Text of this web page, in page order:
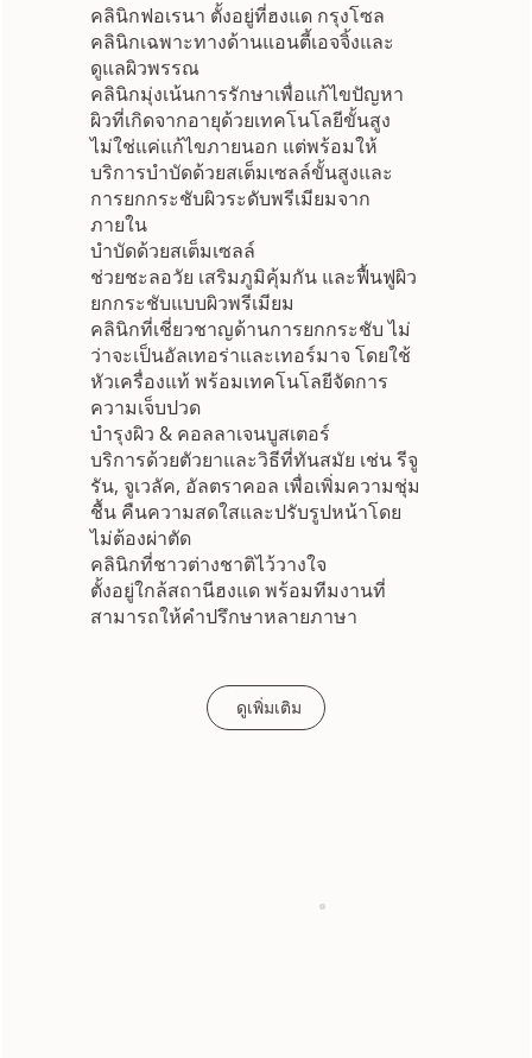
คลินิกฟอเรนา ตั้งอยู่ที่ฮงแด กรุงโซล
คลินิกเฉพาะทางด้านแอนตี้เอจจิ้งและ
ดูแลผิวพรรณ
คลินิกมุ่งเน้นการรักษาเพื่อแก้ไขปัญหา
ผิวที่เกิดจากอายุด้วยเทคโนโลยีขั้นสูง
ไม่ใช่แค่แก้ไขภายนอก แต่พร้อมให้
บริการบำบัดด้วยสเต็มเซลล์ขั้นสูงและ
การยกกระชับผิวระดับพรีเมียมจาก
ภายใน
บำบัดด้วยสเต็มเซลล์
ช่วยชะลอวัย เสริมภูมิคุ้มกัน และฟื้นฟูผิว
ยกกระชับแบบผิวพรีเมียม
คลินิกที่เชี่ยวชาญด้านการยกกระชับ ไม่
ว่าจะเป็นอัลเทอร่าและเทอร์มาจ โดยใช้
หัวเครื่องแท้ พร้อมเทคโนโลยีจัดการ
ความเจ็บปวด
บำรุงผิว & คอลลาเจนบูสเตอร์
บริการด้วยตัวยาและวิธีที่ทันสมัย เช่น รีจู
รัน, จูเวลัค, อัลตราคอล เพื่อเพิ่มความชุ่ม
ชื้น คืนความสดใสและปรับรูปหน้าโดย
ไม่ต้องผ่าตัด
คลินิกที่ชาวต่างชาติไว้วางใจ
ตั้งอยู่ใกล้สถานีฮงแด พร้อมทีมงานที่
สามารถให้คำปรึกษาหลายภาษา
ดูเพิ่มเติม